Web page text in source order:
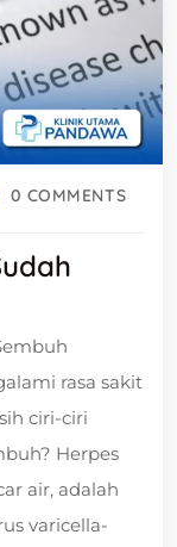
0 COMMENTS
rasa sakit
ciri-ciri
Herpes
air, adalah
varicella-